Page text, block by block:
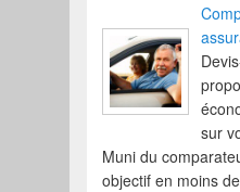
sur
Muni du
objectif en moins